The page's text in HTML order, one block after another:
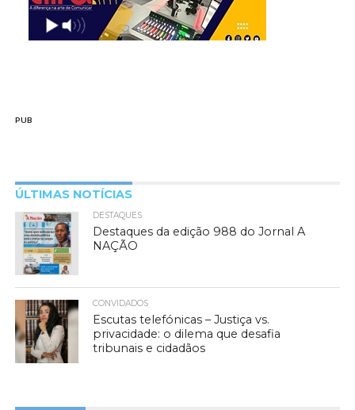
PUB
ÚLTIMAS NOTÍCIAS
DESTAQUES
Destaques da edição 988 do Jornal A
NAÇÃO
CONVIDADOS
Escutas telefónicas – Justiça vs.
privacidade: o dilema que desafia
tribunais e cidadãos